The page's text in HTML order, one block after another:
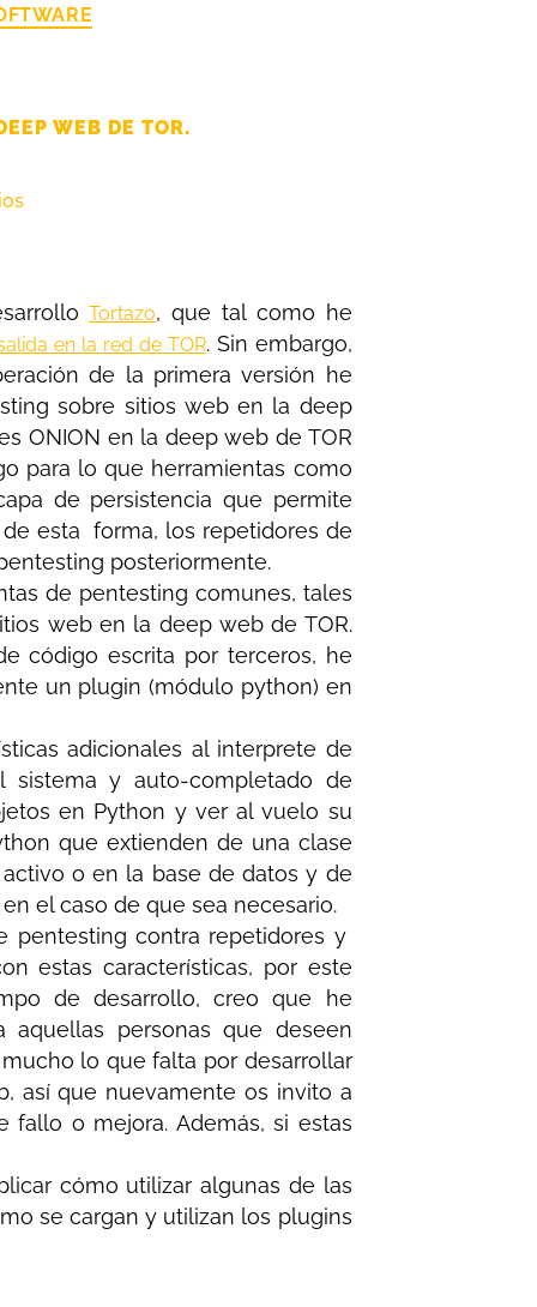
WEB DE TOR.
Tortazo, que tal como he
en la red de TOR. Sin embargo,
de la primera versión he
sobre sitios web en la deep
ONION en la deep web de TOR
para lo que herramientas como
de persistencia que permite
esta forma, los repetidores de
posteriormente.
de pentesting comunes, tales
web en la deep web de TOR.
código escrita por terceros, he
un plugin (módulo python) en
adicionales al interprete de
sistema y auto-completado de
en Python y ver al vuelo su
que extienden de una clase
o en la base de datos y de
el caso de que sea necesario.
pentesting contra repetidores y
estas características, por este
de desarrollo, creo que he
aquellas personas que deseen
lo que falta por desarrollar
así que nuevamente os invito a
fallo o mejora. Además, si estas
cómo utilizar algunas de las
se cargan y utilizan los plugins